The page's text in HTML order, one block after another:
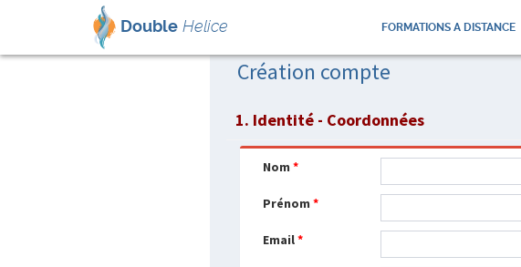
Double Helice FORMATIONS A DISTANCE
Création compte
1. Identité - Coordonnées
Nom *
Prénom *
Email*